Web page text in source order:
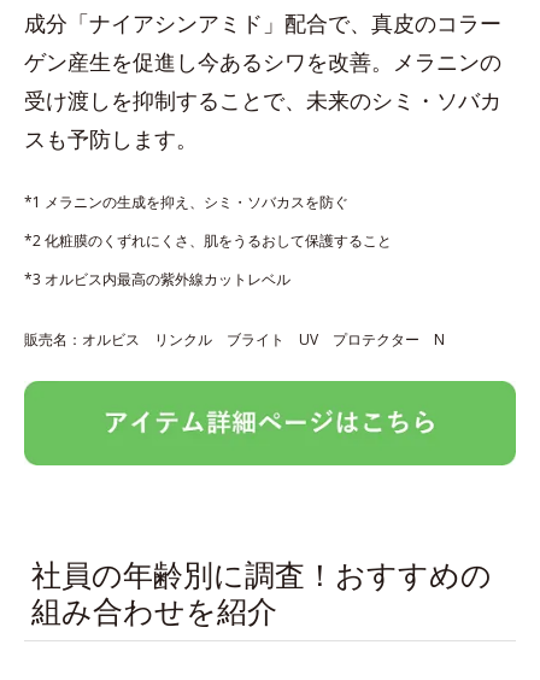
成分「ナイアシンアミド」配合で、真皮のコラー
ゲン産生を促進し今あるシワを改善。メラニンの
受け渡しを抑制することで、未来のシミ・ソバカ
スも予防します。
*1 メラニンの生成を抑え、シミ・ソバカスを防ぐ
*2 化粧膜のくずれにくさ、肌をうるおして保護すること
*3 オルビス内最高の紫外線カットレベル
販売名：オルビス リンクル ブライト UV プロテクター N
社員の年齢別に調査！おすすめの
組み合わせを紹介